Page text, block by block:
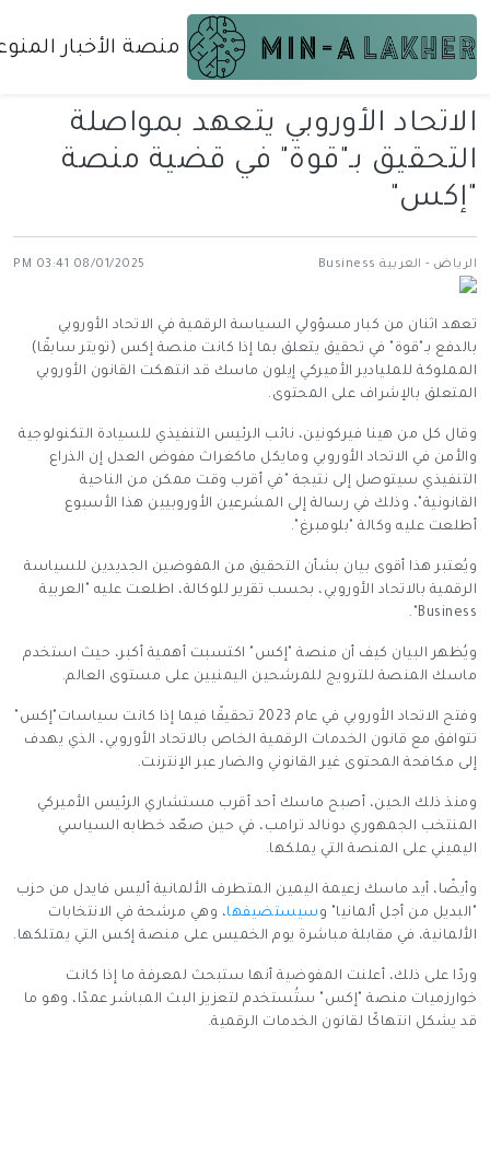
منصة الأخبار
الاتحاد الأوروبي يتعهد بمواصلة
التحقيق بـ"قوة" في قضية منصة
"إكس"
الرياض - العربية Business 08/01/2025 03:41 PM
تعهد اثنان من كبار مسؤولي السياسة الرقمية في الاتحاد الأوروبي
بالدفع بـ"قوة" في تحقيق يتعلق بما إذا كانت منصة إكس (تويتر سابقًا)
المملوكة للمليادير الأميركي إيلون ماسك قد انتهكت القانون الأوروبي
المتعلق بالإشراف على المحتوى.
وقال كل من هينا فيركونين، نائب الرئيس التنفيذي للسيادة التكنولوجية
والأمن في الاتحاد الأوروبي ومايكل ماكغراث مفوض العدل إن الذراع
التنفيذي سيتوصل إلى نتيجة "في أقرب وقت ممكن من الناحية
القانونية"، وذلك في رسالة إلى المشرعين الأوروبيين هذا الأسبوع
أطلعت عليه وكالة "بلومبرغ".
ويُعتبر هذا أقوى بيان بشأن التحقيق من المفوضين الجديدين للسياسة
الرقمية بالاتحاد الأوروبي، بحسب تقرير للوكالة، اطلعت عليه "العربية
Business".
ويُظهر البيان كيف أن منصة "إكس" اكتسبت أهمية أكبر، حيث استخدم
ماسك المنصة للترويج للمرشحين اليمنيين على مستوى العالم.
وفتح الاتحاد الأوروبي في عام 2023 تحقيقًا فيما إذا كانت سياسات"إكس"
تتوافق مع قانون الخدمات الرقمية الخاص بالاتحاد الأوروبي، الذي يهدف
إلى مكافحة المحتوى غير القانوني والضار عبر الإنترنت.
ومنذ ذلك الحين، أصبح ماسك أحد أقرب مستشاري الرئيس الأميركي
المنتخب الجمهوري دونالد ترامب، في حين صعّد خطابه السياسي
اليميني على المنصة التي يملكها.
وأيضًا، أيد ماسك زعيمة اليمين المتطرف الألمانية أليس فايدل من حزب
"البديل من أجل ألمانيا" و سيستضيفها، وهي مرشحة في الانتخابات
الألمانية، في مقابلة مباشرة يوم الخميس على منصة إكس التي يمتلكها.
وردًا على ذلك، أعلنت المفوضية أنها ستبحث لمعرفة ما إذا كانت
خوارزميات منصة "إكس" ستُستخدم لتعزيز البث المباشر عمدًا، وهو ما
قد يشكل انتهاكًا لقانون الخدمات الرقمية.